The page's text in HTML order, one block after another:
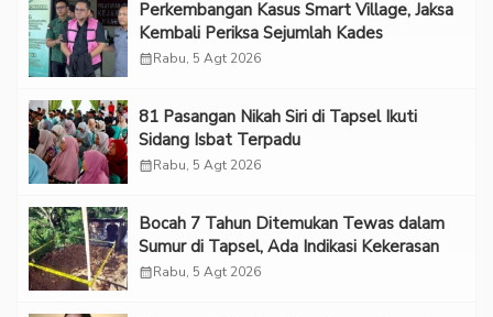
Perkembangan Kasus Smart Village, Jaksa
Kembali Periksa Sejumlah Kades
calendar_monthRabu, 5 Agt 2026
81 Pasangan Nikah Siri di Tapsel Ikuti
Sidang Isbat Terpadu
calendar_monthRabu, 5 Agt 2026
Bocah 7 Tahun Ditemukan Tewas dalam
Sumur di Tapsel, Ada Indikasi Kekerasan
calendar_monthRabu, 5 Agt 2026